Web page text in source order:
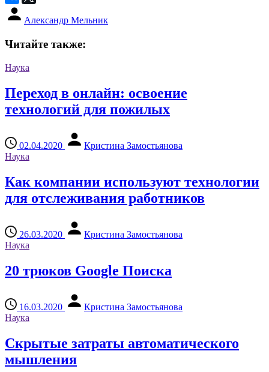
Александр Мельник
Читайте также:
Наука
Переход в онлайн: освоение
технологий для пожилых
02.04.2020
Кристина Замостьянова
Наука
Как компании используют технологии
для отслеживания работников
26.03.2020
Кристина Замостьянова
Наука
20 трюков Google Поиска
16.03.2020
Кристина Замостьянова
Наука
Скрытые затраты автоматического
мышления